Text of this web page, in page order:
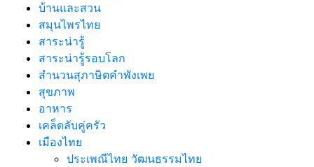
บ้านและสวน
สมุนไพรไทย
สาระน่ารู้
สาระน่ารู้รอบโลก
สำนวนสุภาษิตคำพังเพย
สุขภาพ
อาหาร
เคล็ดลับคู่ครัว
เมืองไทย
ประเพณีไทย วัฒนธรรมไทย